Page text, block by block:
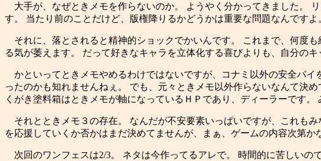
大手が、なぜときメモを作らないのか。 ようやく分かってきました。
す。 当たり前のことだけど、版権降りるかどうかは重要な問題なんです
それに、落とされると精神的ショックでかいんです。 これまで、何度
る気が萎えます。 だって好きなキャラを立体化する喜びよりも、自分の
かといってときメモやめるわけではないですが、コナミ以外の安全パ
ったのかも知れませんねぇ。 でも、元々ときメモ以外作らないなんて決
くがき塗料箱はときメモが軸になっているＨＰであり、ディーラーです
それとときメモ３の存在。 なんだが不安要素いっぱいですが、これも
を応援していくか否かはまだ決めてませんが、まぁ、ゲームの内容次第
次回のワンフェスは2/3。 ネタは今作ってるアレで。 時間的に苦しいの